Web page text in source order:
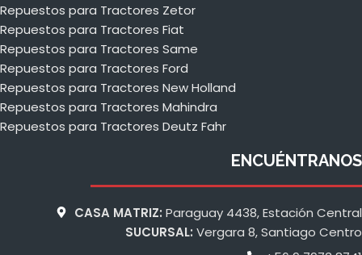
Repuestos para Tractores Zetor
Repuestos para Tractores Fiat
Repuestos para Tractores Same
Repuestos para Tractores Ford
Repuestos para Tractores New Holland
Repuestos para Tractores Mahindra
Repuestos para Tractores Deutz Fahr
ENCUÉNTRANOS
CASA MATRIZ: Paraguay 4438, Estación Central
SUCURSAL: Vergara 8, Santiago Centro